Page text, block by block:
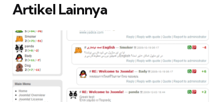
Artikel Lainnya